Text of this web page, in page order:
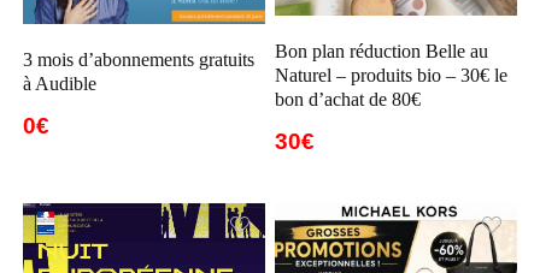
3 mois d’abonnements gratuits
à Audible
0€
Bon plan réduction Belle au
Naturel – produits bio – 30€ le
bon d’achat de 80€
30€